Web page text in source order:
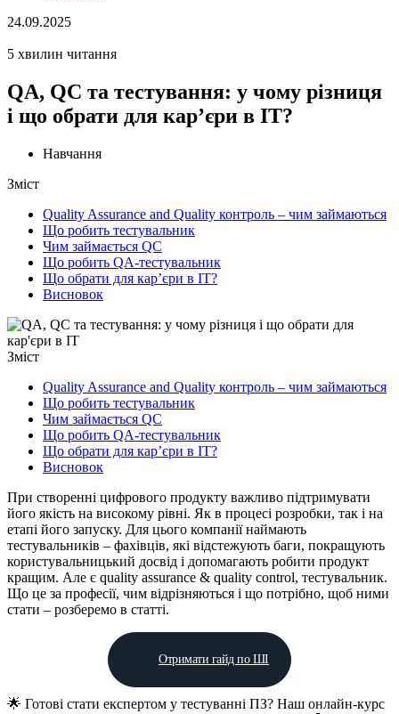
24.09.2025
5 хвилин читання
QA, QC та тестування: у чому різниця
і що обрати для кар’єри в ІТ?
Навчання
Зміст
Quality Assurance and Quality контроль – чим займаються
Що робить тестувальник
Чим займається QC
Що робить QA-тестувальник
Що обрати для кар’єри в IT?
Висновок
Зміст
Quality Assurance and Quality контроль – чим займаються
Що робить тестувальник
Чим займається QC
Що робить QA-тестувальник
Що обрати для кар’єри в IT?
Висновок
При створенні цифрового продукту важливо підтримувати
його якість на високому рівні. Як в процесі розробки, так і на
етапі його запуску. Для цього компанії наймають
тестувальників – фахівців, які відстежують баги, покращують
користувальницький досвід і допомагають робити продукт
кращим. Але є quality assurance & quality control, тестувальник.
Що це за професії, чим відрізняються і що потрібно, щоб ними
стати – розберемо в статті.
Отримати гайд по ШІ
🌟 Готові стати експертом у тестуванні ПЗ? Наш онлайн-курс